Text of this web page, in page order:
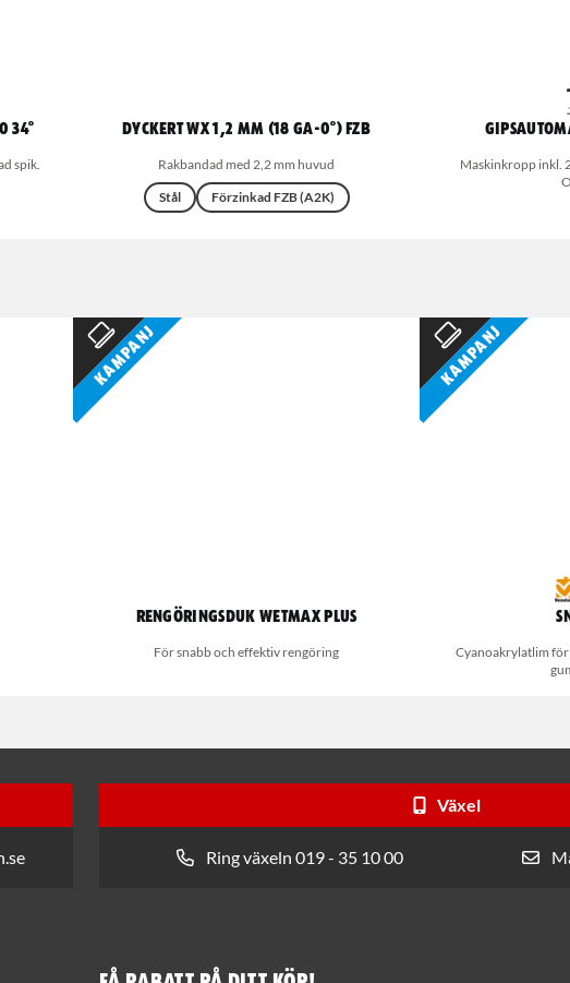
34°
spik.
Dyckert WX 1,2 mm (18 GA-0°) FZB
Rakbandad med 2,2 mm huvud
Stål
Förzinkad FZB (A2K)
Maskinkropp inkl.
Kampanj
Rengöringsduk Wetmax Plus
För snabb och effektiv rengöring
Kampanj
Cyanoakrylatlim för
Växel
Ring växeln 019 - 35 10 00